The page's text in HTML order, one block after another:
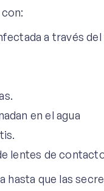
a través
en el agua
lentes de
hasta que las